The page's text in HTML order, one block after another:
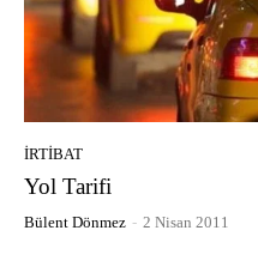
İRTIBAT
Yol Tarifi
Bülent Dönmez - 2 Nisan 2011